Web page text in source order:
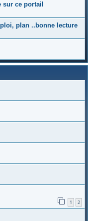
ce portail
plan ..bonne lecture
1 2